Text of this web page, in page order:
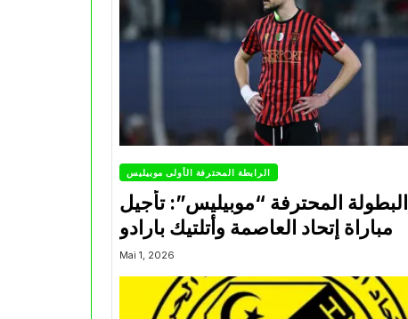
الرابطة المحترفة الأولى موبيليس
البطولة المحترفة “موبيليس”: تأجيل
مباراة إتحاد العاصمة وأتلتيك بارادو
Mai 1, 2026